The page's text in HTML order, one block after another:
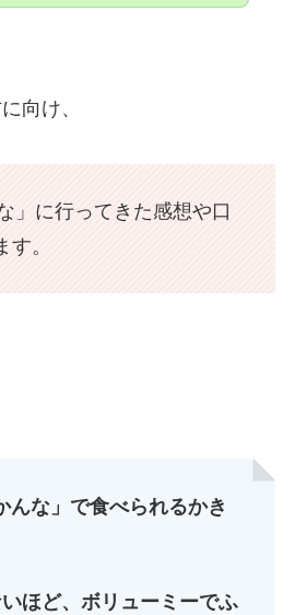
向け、
」に行ってきた感想や口
。
んな」で食べられるかき
ほど、ボリューミーでふ